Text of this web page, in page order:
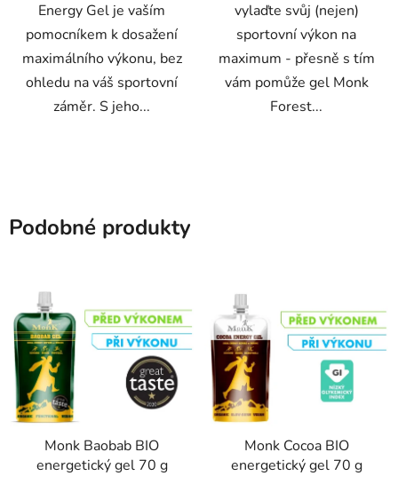
Energy Gel je vaším
pomocníkem k dosažení
maximálního výkonu, bez
ohledu na váš sportovní
záměr. S jeho...
vylaďte svůj (nejen)
sportovní výkon na
maximum - přesně s tím
vám pomůže gel Monk
Forest...
Podobné produkty
Monk Baobab BIO
energetický gel 70 g
Monk Cocoa BIO
energetický gel 70 g